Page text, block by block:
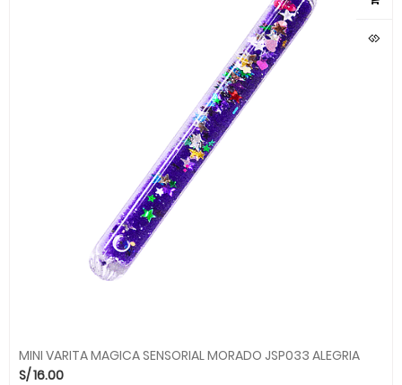
MINI VARITA MAGICA SENSORIAL MORADO JSP033 ALEGRIA
S/16.00